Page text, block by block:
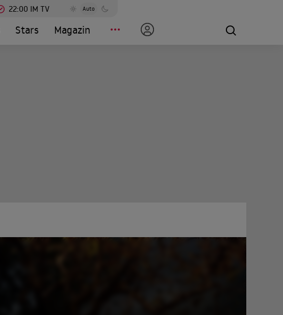
22:00 IM TV Auto
Stars Magazin